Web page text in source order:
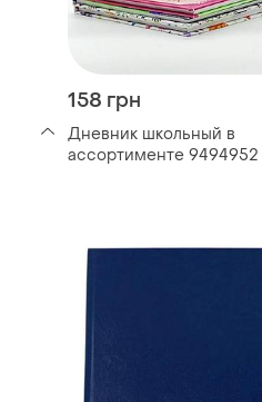
158 грн
Дневник школьный в
ассортименте 9494952